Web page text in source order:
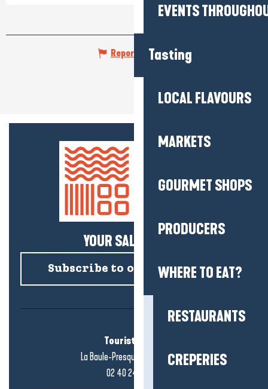
EVENTS
Tasting
LOCAL FLAVOURS
MARKETS
GOURMET SHOPS
PRODUCERS
WHERE TO EAT?
RESTAURANTS
CREPERIES
Report mistake
YOUR SALTY NEWS!
Subscribe to our newsletter
Tourist office
La Baule-Presqu'île de Guérande
02 40 24 34 44